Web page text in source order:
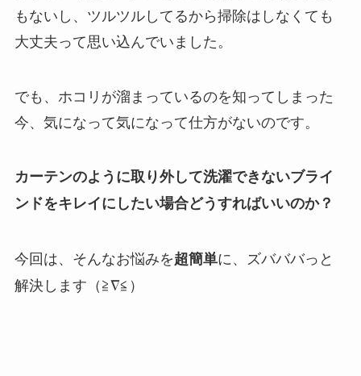
もないし、ツルツルしてるから掃除はしなくても
大丈夫って思い込んでいました。
でも、ホコリが溜まっているのを知ってしまった
今、気になって気になって仕方がないのです。
カーテンのように取り外して洗濯できないブライ
ンドをキレイにしたい場合どうすればいいのか？
今回は、そんなお悩みを超簡単に、ズバババっと
解決します（≧∇≦）